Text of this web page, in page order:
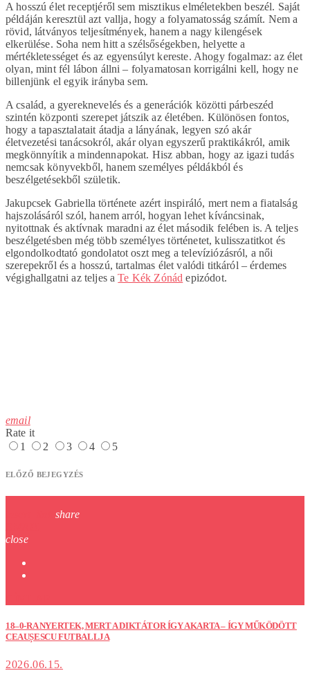
A hosszú élet receptjéről sem misztikus elméletekben beszél. Saját
példáján keresztül azt vallja, hogy a folyamatosság számít. Nem a
rövid, látványos teljesítmények, hanem a nagy kilengések
elkerülése. Soha nem hitt a szélsőségekben, helyette a
mértékletességet és az egyensúlyt kereste. Ahogy fogalmaz: az élet
olyan, mint fél lábon állni – folyamatosan korrigálni kell, hogy ne
billenjünk el egyik irányba sem.
A család, a gyereknevelés és a generációk közötti párbeszéd
szintén központi szerepet játszik az életében. Különösen fontos,
hogy a tapasztalatait átadja a lányának, legyen szó akár
életvezetési tanácsokról, akár olyan egyszerű praktikákról, amik
megkönnyítik a mindennapokat. Hisz abban, hogy az igazi tudás
nemcsak könyvekből, hanem személyes példákból és
beszélgetésekből születik.
Jakupcsek Gabriella története azért inspiráló, mert nem a fiatalság
hajszolásáról szól, hanem arról, hogyan lehet kíváncsinak,
nyitottnak és aktívnak maradni az élet második felében is. A teljes
beszélgetésben még több személyes történetet, kulisszatitkot és
elgondolkodtató gondolatot oszt meg a televíziózásról, a női
szerepekről és a hosszú, tartalmas élet valódi titkáról – érdemes
végighallgatni az teljes aTe Kék Zónád epizódot.
email
Rate it
1
2 3 4 5
ELŐZŐ BEJEGYZÉS
share
close
18–0-RA NYERTEK, MERT A DIKTÁTOR ÍGY AKARTA – ÍGY MŰKÖDÖTT
CEAUȘESCU FUTBALLJA
2026.06.15.